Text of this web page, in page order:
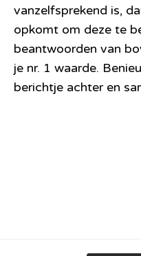
vanzelfsprekend is,
opkomt om deze te
beantwoorden van
je nr. 1 waarde.
berichtje achter en